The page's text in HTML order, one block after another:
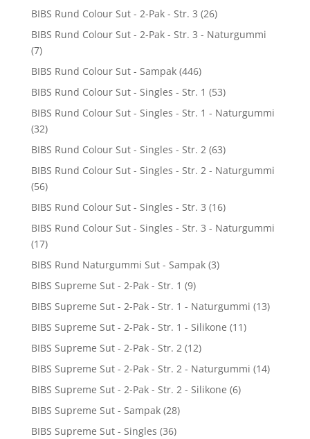
BIBS Rund Colour Sut - 2-Pak - Str. 3 (26)
BIBS Rund Colour Sut - 2-Pak - Str. 3 - Naturgummi
(7)
BIBS Rund Colour Sut - Sampak (446)
BIBS Rund Colour Sut - Singles - Str. 1 (53)
BIBS Rund Colour Sut - Singles - Str. 1 - Naturgummi
(32)
BIBS Rund Colour Sut - Singles - Str. 2 (63)
BIBS Rund Colour Sut - Singles - Str. 2 - Naturgummi
(56)
BIBS Rund Colour Sut - Singles - Str. 3 (16)
BIBS Rund Colour Sut - Singles - Str. 3 - Naturgummi
(17)
BIBS Rund Naturgummi Sut - Sampak (3)
BIBS Supreme Sut - 2-Pak - Str. 1 (9)
BIBS Supreme Sut - 2-Pak - Str. 1 - Naturgummi (13)
BIBS Supreme Sut - 2-Pak - Str. 1 - Silikone (11)
BIBS Supreme Sut - 2-Pak - Str. 2 (12)
BIBS Supreme Sut - 2-Pak - Str. 2 - Naturgummi (14)
BIBS Supreme Sut - 2-Pak - Str. 2 - Silikone (6)
BIBS Supreme Sut - Sampak (28)
BIBS Supreme Sut - Singles (36)